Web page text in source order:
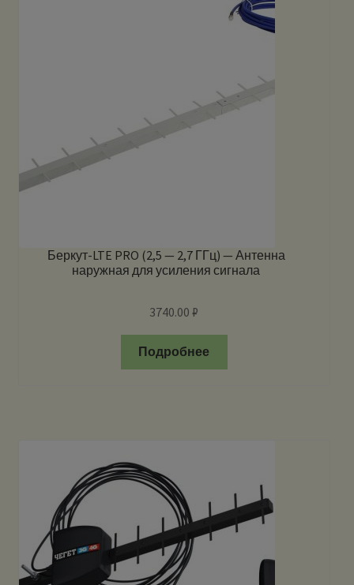
Беркут-LTE PRO (2,5 — 2,7 ГГц) — Антенна
наружная для усиления сигнала
3740.00₽
Подробнее